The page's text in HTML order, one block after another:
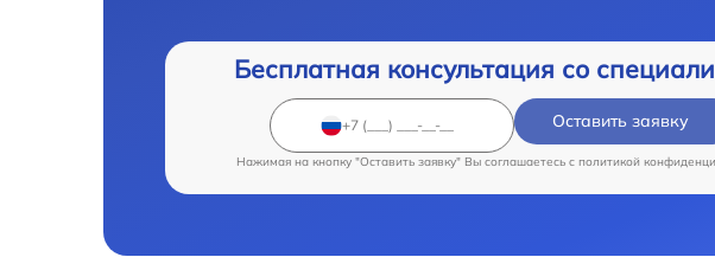
Бесплатная консультация со
Оставить заявку
Нажимая на кнопку "Оставить заявку" Вы соглашаетесь c политикой